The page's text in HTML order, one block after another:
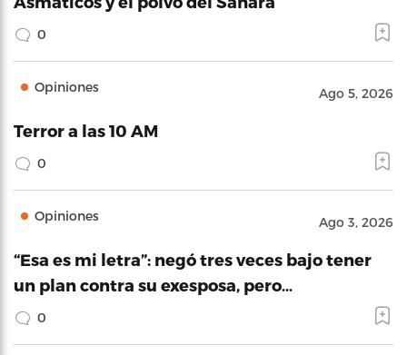
0
Opiniones Ago 5, 2026
Terror a las 10 AM
0
Opiniones Ago 3, 2026
“Esa es mi letra”: negó tres veces bajo tener
un plan contra su exesposa, pero…
0